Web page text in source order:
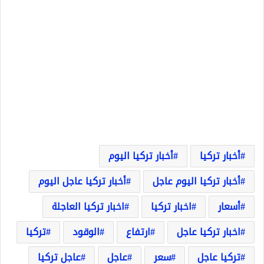
أخبار تركيا
أخبار تركيا اليوم
أخبار تركيا اليوم عاجل
أخبار تركيا عاجل اليوم
أسعار
اخبار تركيا
اخبار تركيا العاجلة
اخبار تركيا عاجل
ارتفاع الوقود
تركيا
تركيا عاجل
سعر عاجل
عاجل تركيا